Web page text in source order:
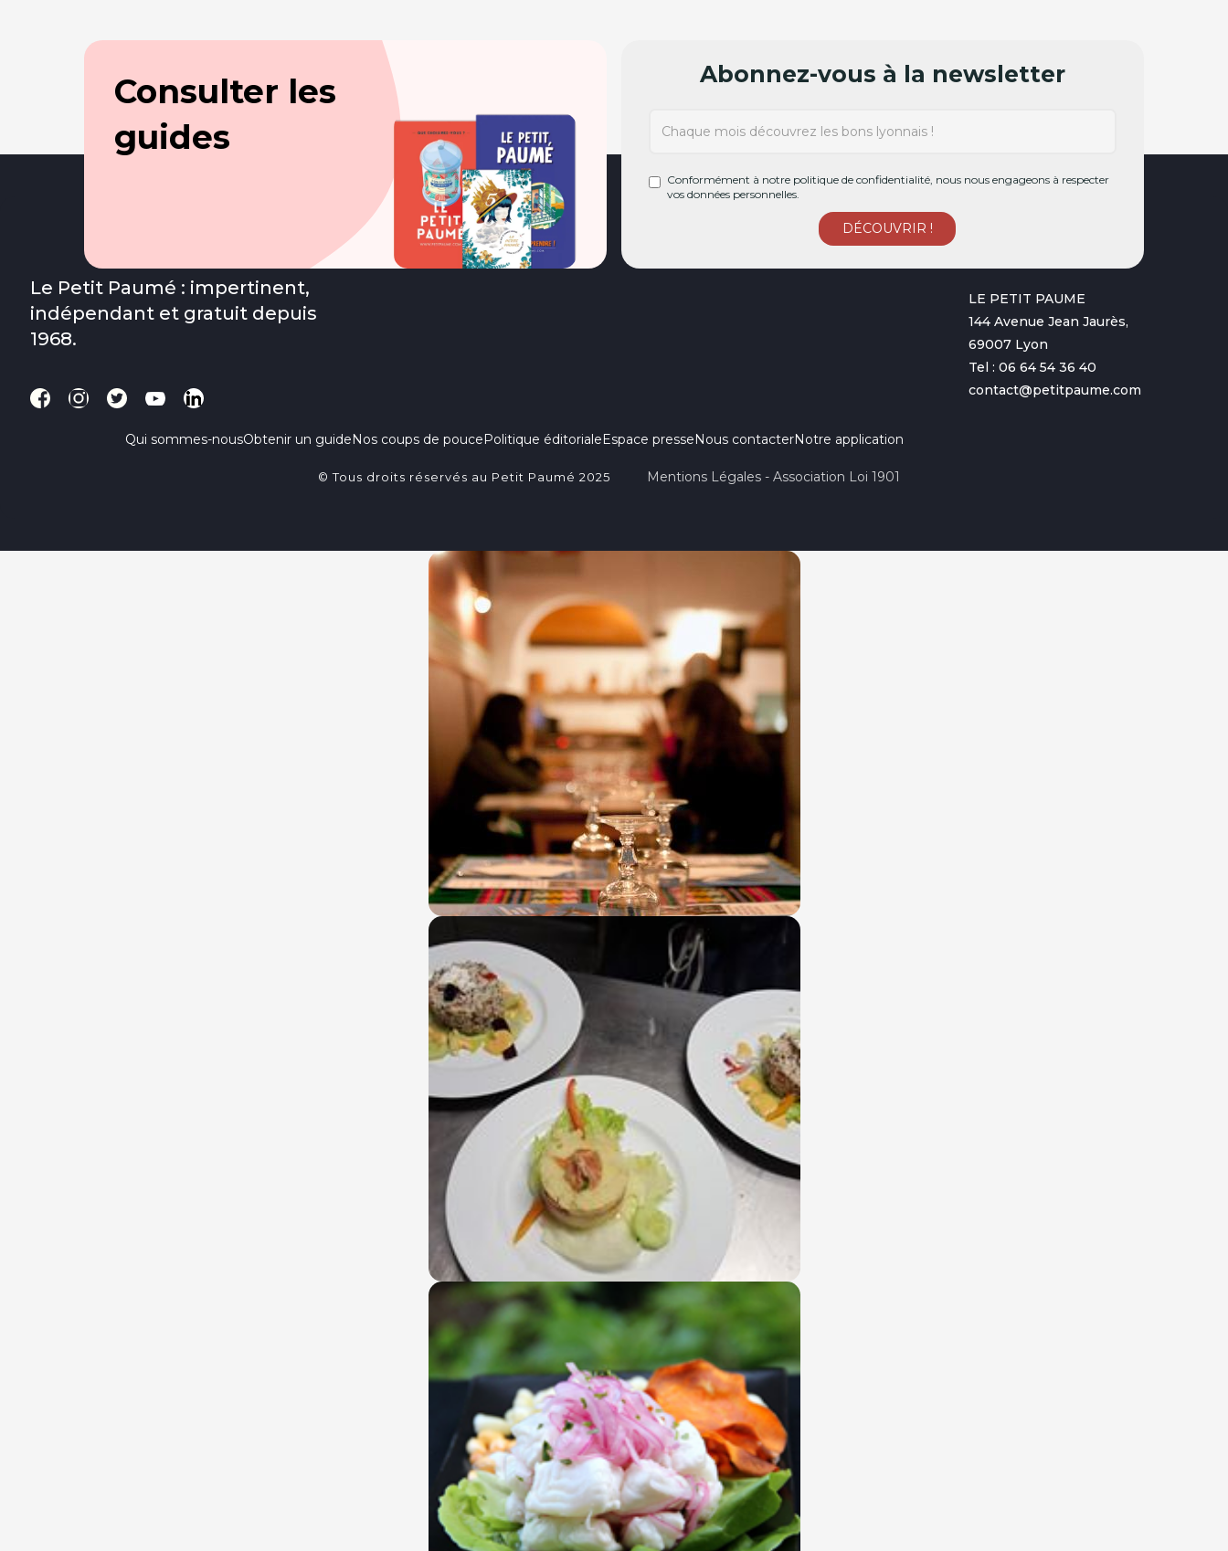
Consulter les
guides
Abonnez-vous à la newsletter
Conformément à notre politique de confidentialité, nous nous engageons à respecter
vos données personnelles.
Le Petit Paumé : impertinent,
indépendant et gratuit depuis
1968.
Qui sommes-nousObtenir un guideNos coups de poucePolitique éditorialeEspace presseNous contacterNotre application
LE PETIT PAUME
144 Avenue Jean Jaurès,
69007 Lyon
Tel : 06 64 54 36 40
contact@petitpaume.com
© Tous droits réservés au Petit Paumé 2025 Mentions Légales - Association Loi 1901